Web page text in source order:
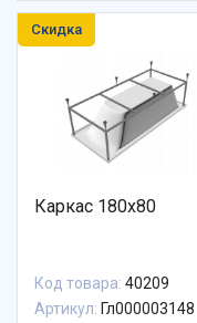
Скидка
Каркас 180х80
Код товара: 40209
Артикул: Гл000003148